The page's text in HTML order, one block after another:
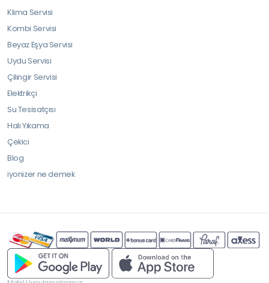
Klima Servisi
Kombi Servisi
Beyaz Eşya Servisi
Uydu Servisi
Çilingir Servisi
Elektrikçi
Su Tesisatçısı
Halı Yıkama
Çekici
Blog
iyonizer ne demek